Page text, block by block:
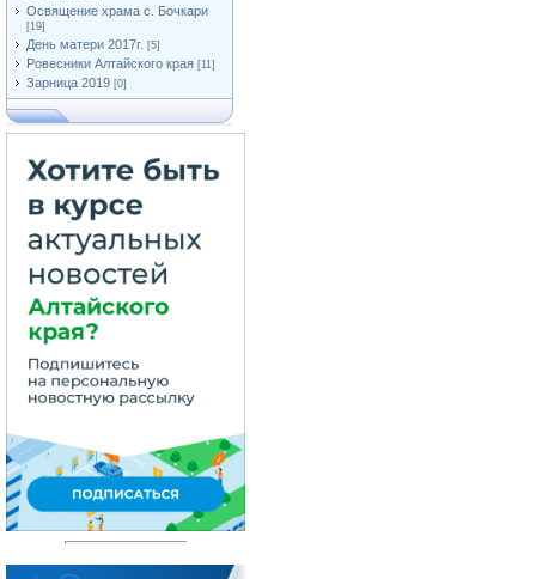
Освящение храма с. Бочкари
[19]
День матери 2017г. [5]
Ровесники Алтайского края [11]
Зарница 2019 [0]